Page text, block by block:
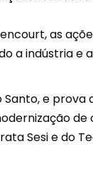
as
a indústria e
e
Sesi e do